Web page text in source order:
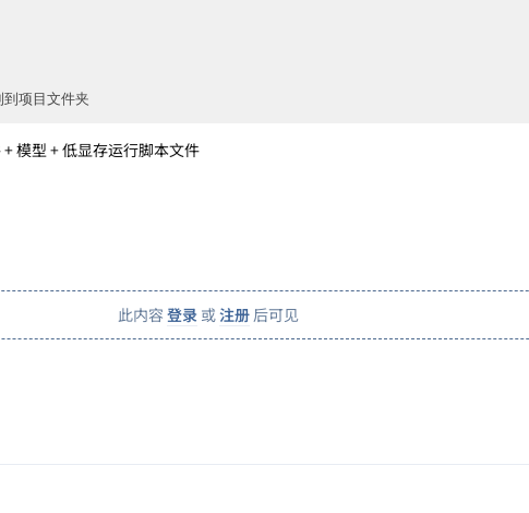
项目文件夹
模型 + 低显存运行脚本文件
此内容 登录 或注册 后可见